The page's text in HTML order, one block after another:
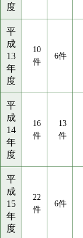
度
平
成
13
年
度
10
件
6件
平
成
14
年
度
16
件
13
件
平
成
15
年
度
22
件
6件